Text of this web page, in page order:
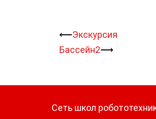
Навигация
⟵Экскурсия
Бассейн2⟶
Сеть школ